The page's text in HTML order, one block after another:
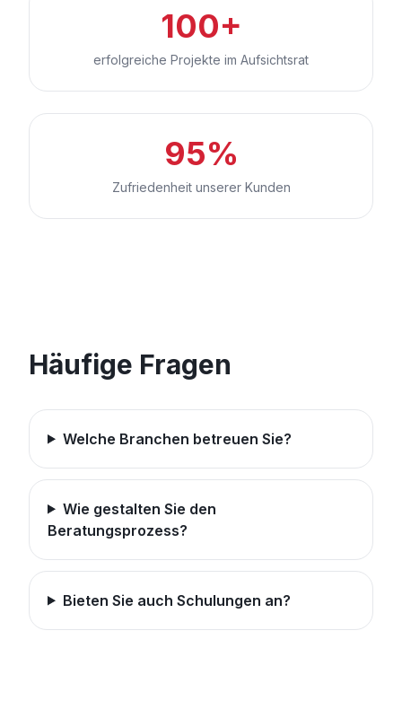
100+
erfolgreiche Projekte im Aufsichtsrat
95%
Zufriedenheit unserer Kunden
Häufige Fragen
Welche Branchen betreuen Sie?
Wie gestalten Sie den
Beratungsprozess?
Bieten Sie auch Schulungen an?